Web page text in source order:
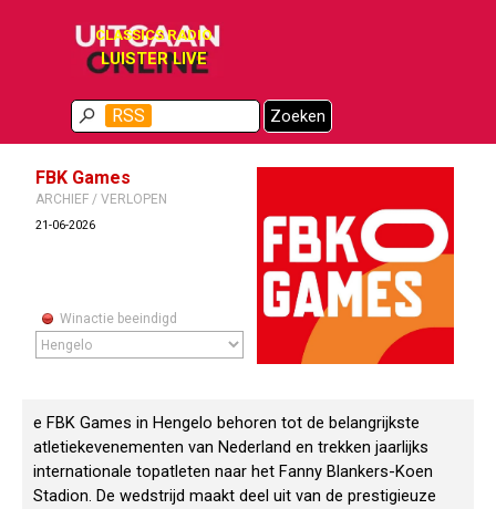
CLASSICS RADIO
LUISTER LIVE
Zoeken
RSS
Menu overslaan
FBK Games
ARCHIEF / VERLOPEN
21-06-2026
Winactie beeindigd
e FBK Games in Hengelo behoren tot de belangrijkste
atletiekevenementen van Nederland en trekken jaarlijks
internationale topatleten naar het Fanny Blankers-Koen
Stadion. De wedstrijd maakt deel uit van de prestigieuze